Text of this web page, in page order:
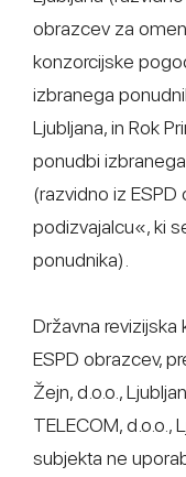
obrazcev za
konzorcijske
izbranega
Ljubljana, in Rok
ponudbi
(razvidno iz
podizvajalcu«, ki
ponudnika).
Državna revizijska
ESPD obrazcev,
Žejn, d.o.o.,
TELECOM, d.o.o.,
subjekta ne